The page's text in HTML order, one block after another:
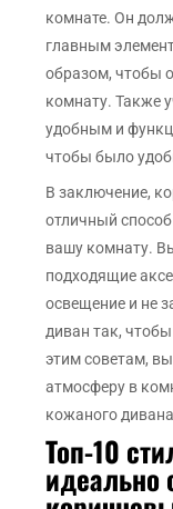
комнате. Он
главным
образом, чтобы
комнату. Также
удобным и
чтобы было
В заключение,
отличный
вашу комнату.
подходящие
освещение и не
диван так,
этим советам,
атмосферу в
кожаного
Топ-10
идеально